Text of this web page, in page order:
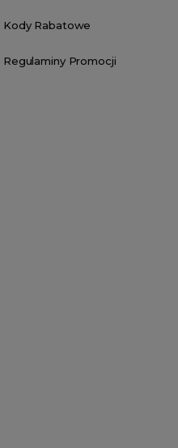
Kody Rabatowe
Regulaminy Promocji